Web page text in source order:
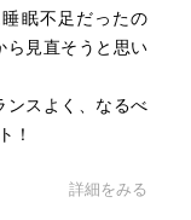
ること。
でゆっくり食べ
。
浴びること等、生
眠不足だったの
ら見直そうと思い
ンスよく、なるべ
！
詳細をみる